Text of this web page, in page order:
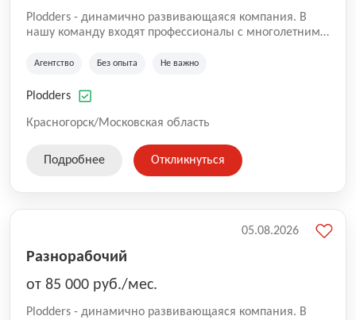
Plodders - динамично развивающаяся компания. В
нашу команду входят профессионалы с многолетним
на рынке аутсорсинга, а накопленный опыт позволяют
оказываемых услуг.
Агентство Без опыта Не важно
Plodders
Красногорск/Московская область
Подробнее Откликнуться
Разнорабочий
от 85 000 руб./мес.
Plodders - динамично развивающаяся компания. В
05.08.2026